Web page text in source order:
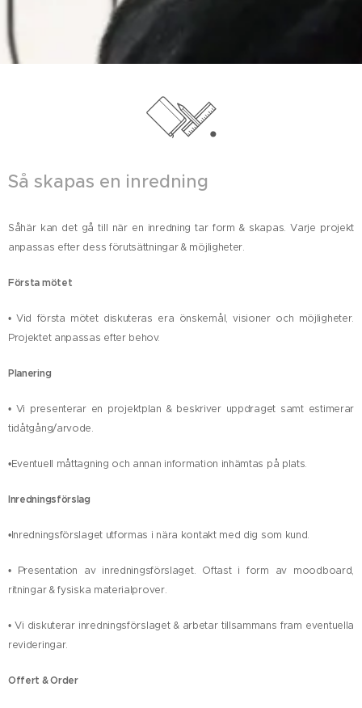
Så skapas en inredning
Såhär kan det gå till när en inredning tar form & skapas. Varje projekt
anpassas efter dess förutsättningar & möjligheter.
Första mötet
• Vid första mötet diskuteras era önskemål, visioner och möjligheter.
Projektet anpassas efter behov.
Planering
• Vi presenterar en projektplan & beskriver uppdraget samt estimerar
tidåtgång/arvode.
•Eventuell måttagning och annan information inhämtas på plats.
Inredningsförslag
•Inredningsförslaget utformas i nära kontakt med dig som kund.
• Presentation av inredningsförslaget. Oftast i form av moodboard,
ritningar & fysiska materialprover.
• Vi diskuterar inredningsförslaget & arbetar tillsammans fram eventuella
revideringar.
Offert & Order